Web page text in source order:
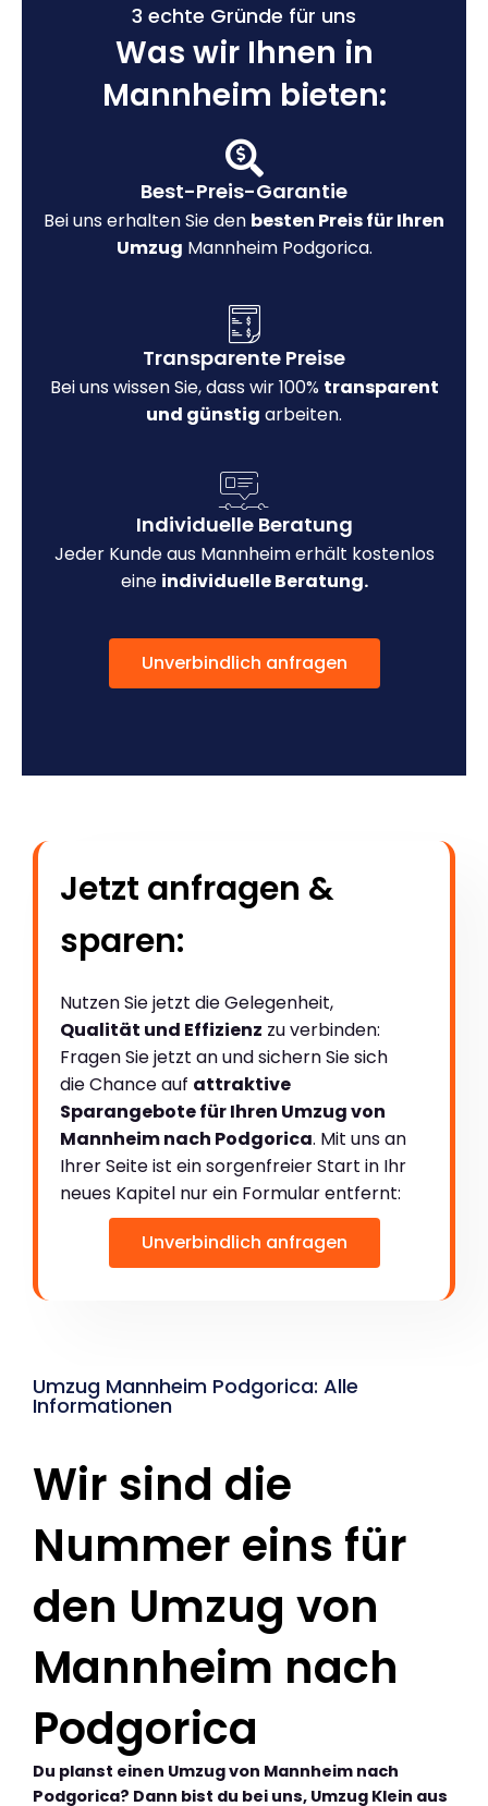
3 echte Gründe für uns
Was wir Ihnen in
Mannheim bieten:
Best-Preis-Garantie
Bei uns erhalten Sie den besten Preis für Ihren
Umzug Mannheim Podgorica.
Transparente Preise
Bei uns wissen Sie, dass wir 100% transparent
und günstig arbeiten.
Individuelle Beratung
Jeder Kunde aus Mannheim erhält kostenlos
eine individuelle Beratung.
Unverbindlich anfragen
Jetzt anfragen &
sparen:
Nutzen Sie jetzt die Gelegenheit,
Qualität und Effizienz zu verbinden:
Fragen Sie jetzt an und sichern Sie sich
die Chance auf attraktive
Sparangebote für Ihren Umzug von
Mannheim nach Podgorica. Mit uns an
Ihrer Seite ist ein sorgenfreier Start in Ihr
neues Kapitel nur ein Formular entfernt:
Unverbindlich anfragen
Umzug Mannheim Podgorica: Alle
Informationen
Wir sind die
Nummer eins für
den Umzug von
Mannheim nach
Podgorica
Du planst einen Umzug von Mannheim nach
Podgorica? Dann bist du bei uns, Umzug Klein aus